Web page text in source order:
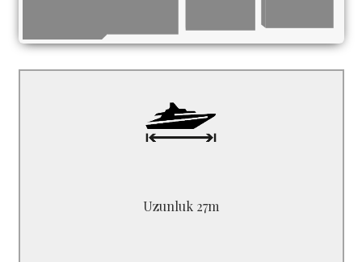
Uzunluk 27m
B5827P1
Uzunluk 27.00 m<br>